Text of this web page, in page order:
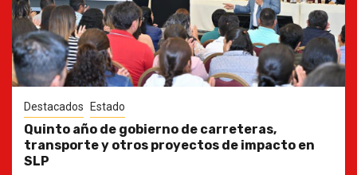
Destacados Estado
Quinto año de gobierno de carreteras,
transporte y otros proyectos de impacto en
SLP